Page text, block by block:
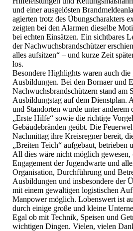
und einer ausgelösten
agierten trotz des Übungscharakters
zeigten bei den Alarmen dieselbe
bei echten Einsätzen. Ein sichtbares
der Nachwuchsbrandschützer
alles aufsitzen“ – und kurze Zeit
los.
Besondere Highlights waren auch die
Ausbildungen. Bei den Bornaer und
Nachwuchsbrandschützern stand am
Ausbildungstag auf dem Dienstplan.
und Standorten wurde unter anderem
„Erste Hilfe“ sowie die richtige
Gebäudebränden geübt. Die
Nachmittag ihre Kreisregner bereit,
„Breiten Teich“ aufgebaut, betrieben
All dies wäre nicht möglich gewesen,
Engagement der Jugendwarte und
Organisation, Durchführung und
Ausbildungen und insbesondere der
mit einem gewaltigen logistischen
Manpower möglich. Lobenswert ist
durch einige große und kleine
Egal ob mit Technik, Speisen und
wichtigen Dingen. Vielen, vielen